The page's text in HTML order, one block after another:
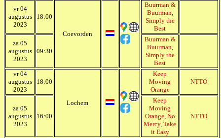
vr 04
augustus
2023
18:00
Coevorden
Buurman &
Buurman
Simply the
Best
za 05
augustus
2023
09:30
Buurman &
Buurman
Simply the
Best
vr 04
augustus
2023
18:00
Lochem
Keep
Moving
Orange
NTTO
za 05
augustus
2023
16:00
Keep
Moving
Orange, No
Mercy, Take
it Easy
NTTO